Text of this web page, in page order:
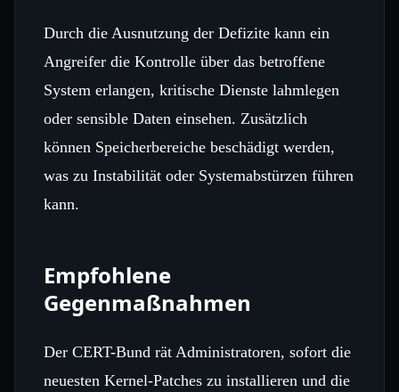
Durch die Ausnutzung der Defizite kann ein
Angreifer die Kontrolle über das betroffene
System erlangen, kritische Dienste lahmlegen
oder sensible Daten einsehen. Zusätzlich
können Speicherbereiche beschädigt werden,
was zu Instabilität oder Systemabstürzen führen
kann.
Empfohlene
Gegenmaßnahmen
Der CERT-Bund rät Administratoren, sofort die
neuesten Kernel-Patches zu installieren und die